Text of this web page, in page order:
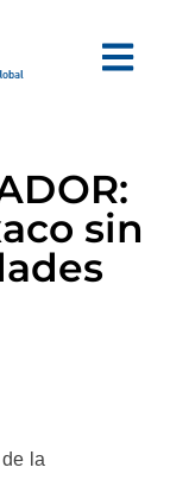
sin
la